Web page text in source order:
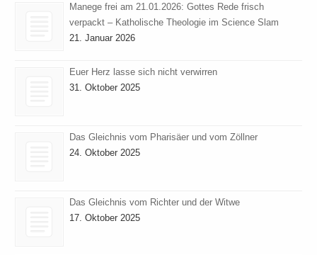
Manege frei am 21.01.2026: Gottes Rede frisch
verpackt – Katholische Theologie im Science Slam
21. Januar 2026
Euer Herz lasse sich nicht verwirren
31. Oktober 2025
Das Gleichnis vom Pharisäer und vom Zöllner
24. Oktober 2025
Das Gleichnis vom Richter und der Witwe
17. Oktober 2025